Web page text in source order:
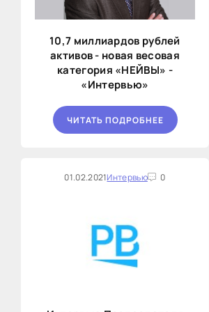
10,7 миллиардов рублей
активов - новая весовая
категория «НЕЙВЫ» -
«Интервью»
ЧИТАТЬ ПОДРОБНЕЕ
01.02.2021Интервью 0
0